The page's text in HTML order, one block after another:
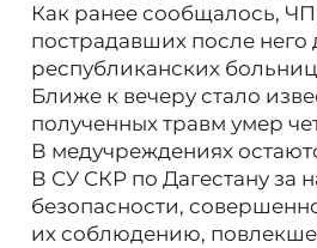
Как ранее сообщалось,
пострадавших после него
республиканских
Ближе к вечеру стало
полученных травм умер
В медучреждениях
В СУ СКР по Дагестану за
безопасности,
их соблюдению,